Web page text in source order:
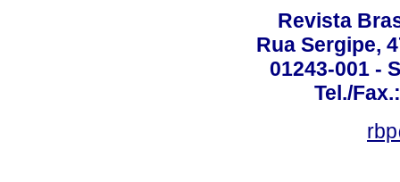
Revista
Rua Sergipe,
01243-001 -
Tel./